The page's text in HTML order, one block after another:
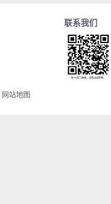
联系我们
网站地图